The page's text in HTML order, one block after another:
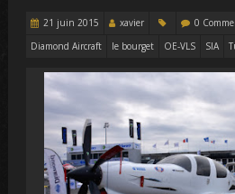
21 juin 2015 xavier 0
Diamond Aircraft
le bourget OE-VLS SIA